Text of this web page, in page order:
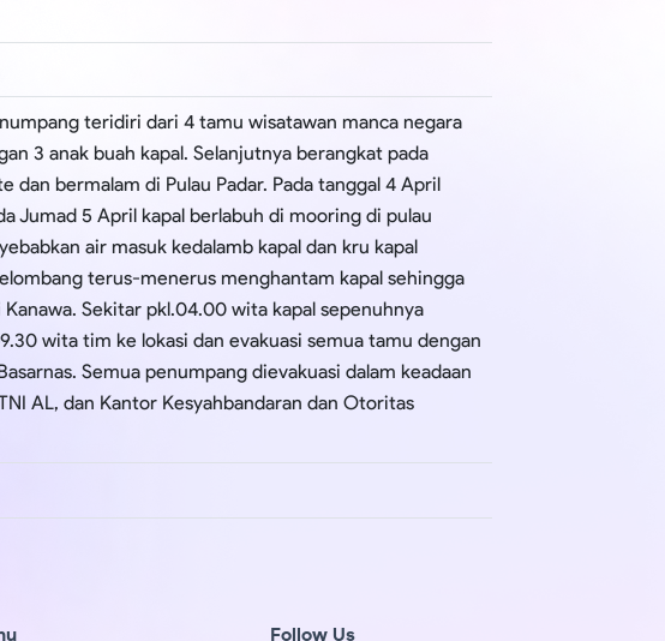
teridiri dari 4 tamu wisatawan manca negara
3 anak buah kapal. Selanjutnya berangkat pada
bermalam di Pulau Padar. Pada tanggal 4 April
Jumad 5 April kapal berlabuh di mooring di pulau
air masuk kedalamb kapal dan kru kapal
terus-menerus menghantam kapal sehingga
Sekitar pkl.04.00 wita kapal sepenuhnya
wita tim ke lokasi dan evakuasi semua tamu dengan
Semua penumpang dievakuasi dalam keadaan
AL, dan Kantor Kesyahbandaran dan Otoritas
Follow Us